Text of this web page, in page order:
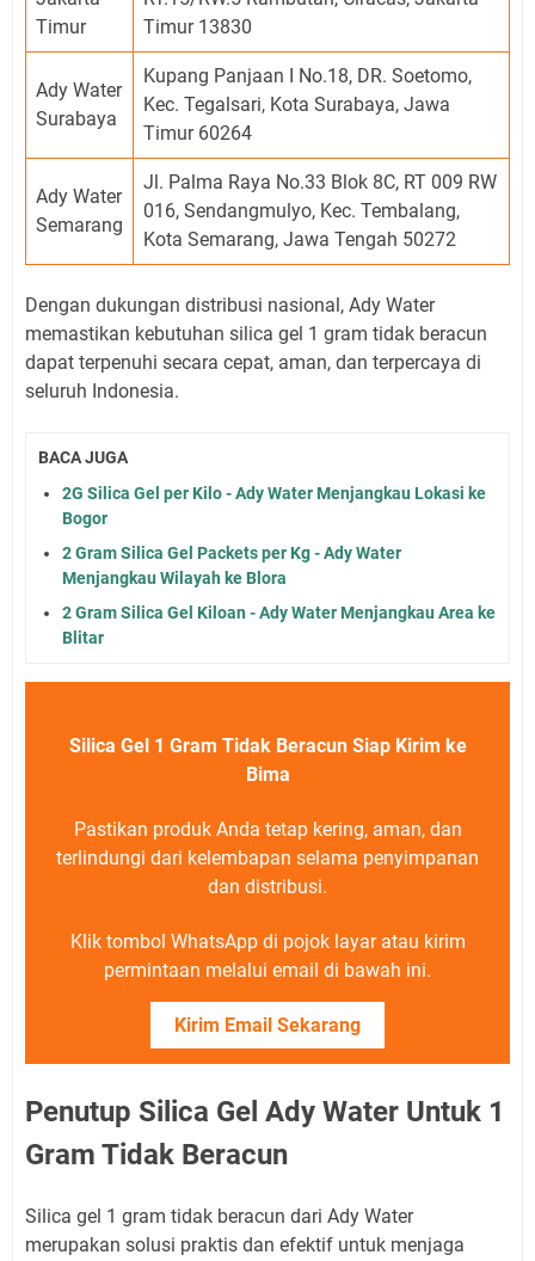
Timur
Timur 13830
Ady Water
Surabaya
Kupang Panjaan I No.18, DR. Soetomo,
Kec. Tegalsari, Kota Surabaya, Jawa
Timur 60264
Ady Water
Semarang
Jl. Palma Raya No.33 Blok 8C, RT 009 RW
016, Sendangmulyo, Kec. Tembalang,
Kota Semarang, Jawa Tengah 50272
Dengan dukungan distribusi nasional, Ady Water
memastikan kebutuhan silica gel 1 gram tidak beracun
dapat terpenuhi secara cepat, aman, dan terpercaya di
seluruh Indonesia.
BACA JUGA
2G Silica Gel per Kilo - Ady Water Menjangkau Lokasi ke
Bogor
2 Gram Silica Gel Packets per Kg - Ady Water
Menjangkau Wilayah ke Blora
2 Gram Silica Gel Kiloan - Ady Water Menjangkau Area ke
Blitar
Silica Gel 1 Gram Tidak Beracun Siap Kirim ke
Bima
Pastikan produk Anda tetap kering, aman, dan
terlindungi dari kelembapan selama penyimpanan
dan distribusi.
Klik tombol WhatsApp di pojok layar atau kirim
permintaan melalui email di bawah ini.
Kirim Email Sekarang
Penutup Silica Gel Ady Water Untuk 1
Gram Tidak Beracun
Silica gel 1 gram tidak beracun dari Ady Water
merupakan solusi praktis dan efektif untuk menjaga